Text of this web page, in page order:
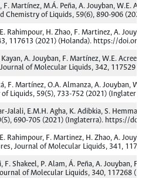
F. Martínez, M.Á. Peña, A. Jouyban, W.E.
Chemistry of Liquids, 59(6), 890-906 (2021)
E. Rahimpour, H. Zhao, F. Martinez, A. Jouyban,
117613 (2021) (Holanda). https://doi.org/
Kayan, A. Jouyban, F. Martínez, W.E. Acree,
of Molecular Liquids, 342, 117529
F. Martínez, O.A. Almanza, A. Jouyban, W.E.
Liquids, 59(5), 733-752 (2021) (Inglaterra).
Jalali, E.M.H. Agha, K. Adibkia, S. Hemmati, F.
690-705 (2021) (Inglaterra). https://doi.org/
E. Rahimpour, F. Martinez, H. Zhao, A. Jouyban,
Journal of Molecular Liquids, 341, 117350
F. Shakeel, P. Alam, Á. Peña, A. Jouyban, F.
of Molecular Liquids, 340, 117268 (2021)